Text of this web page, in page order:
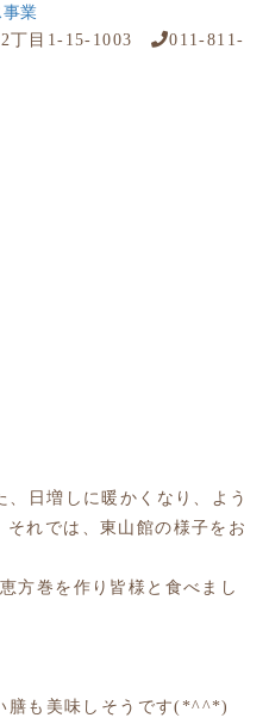
2丁目1-15-1003
011-811-
日増しに暖かくなり、よう
れでは、東山館の様子をお
方巻を作り皆様と食べまし
膳も美味しそうです(*^^*)